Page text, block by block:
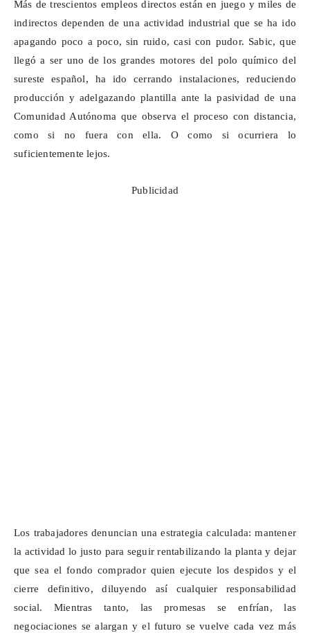
Más de trescientos empleos directos están en juego y miles de
indirectos dependen de una actividad industrial que se ha ido
apagando poco a poco, sin ruido, casi con pudor. Sabic, que
llegó a ser uno de los grandes motores del polo químico del
sureste español, ha ido cerrando instalaciones, reduciendo
producción y adelgazando plantilla ante la pasividad de una
Comunidad Autónoma que observa el proceso con distancia,
como si no fuera con ella. O como si ocurriera lo
suficientemente lejos.
Publicidad
Los trabajadores denuncian una estrategia calculada: mantener
la actividad lo justo para seguir rentabilizando la planta y dejar
que sea el fondo comprador quien ejecute los despidos y el
cierre definitivo, diluyendo así cualquier responsabilidad
social. Mientras tanto, las promesas se enfrían, las
negociaciones se alargan y el futuro se vuelve cada vez más